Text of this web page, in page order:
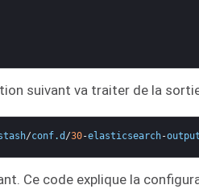
suivant va traiter de la
/conf.d /30-elasticsearch-
Ce code explique la